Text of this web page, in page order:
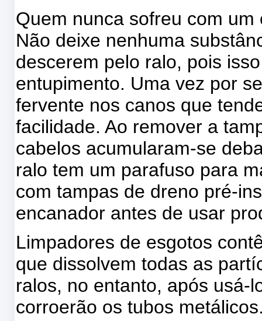
Quem nunca sofreu com
Não deixe nenhuma
descerem pelo ralo, pois
entupimento. Uma vez por
fervente nos canos que
facilidade. Ao remover a
cabelos acumularam-se
ralo tem um parafuso para
com tampas de dreno pré-
encanador antes de usar
Limpadores de esgotos
que dissolvem todas as
ralos, no entanto, após usá-
corroerão os tubos